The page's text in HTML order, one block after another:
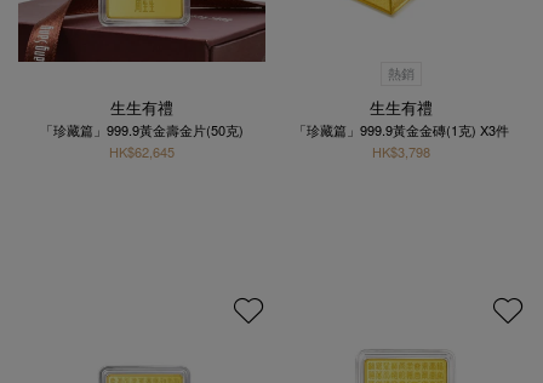
生生有禮
「珍藏篇」999.9黃金壽金片(50克)
HK$62,645
熱銷
生生有禮
「珍藏篇」999.9黃金金磚(1克) X3件
HK$3,798